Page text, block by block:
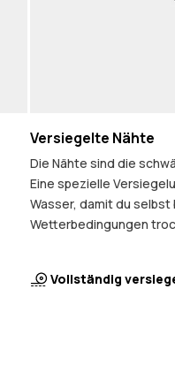
Versiegelte Nähte
Die Nähte sind die
Eine spezielle
Wasser, damit du
Wetterbedingungen
Vollständig